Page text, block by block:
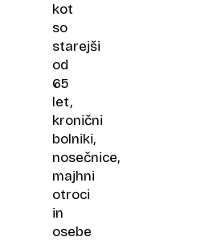
kot
so
starejši
od
65
let,
kronični
bolniki,
nosečnice,
majhni
otroci
in
osebe